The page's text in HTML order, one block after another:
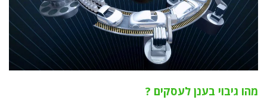
מהו גיבוי בענן לעסקים ?